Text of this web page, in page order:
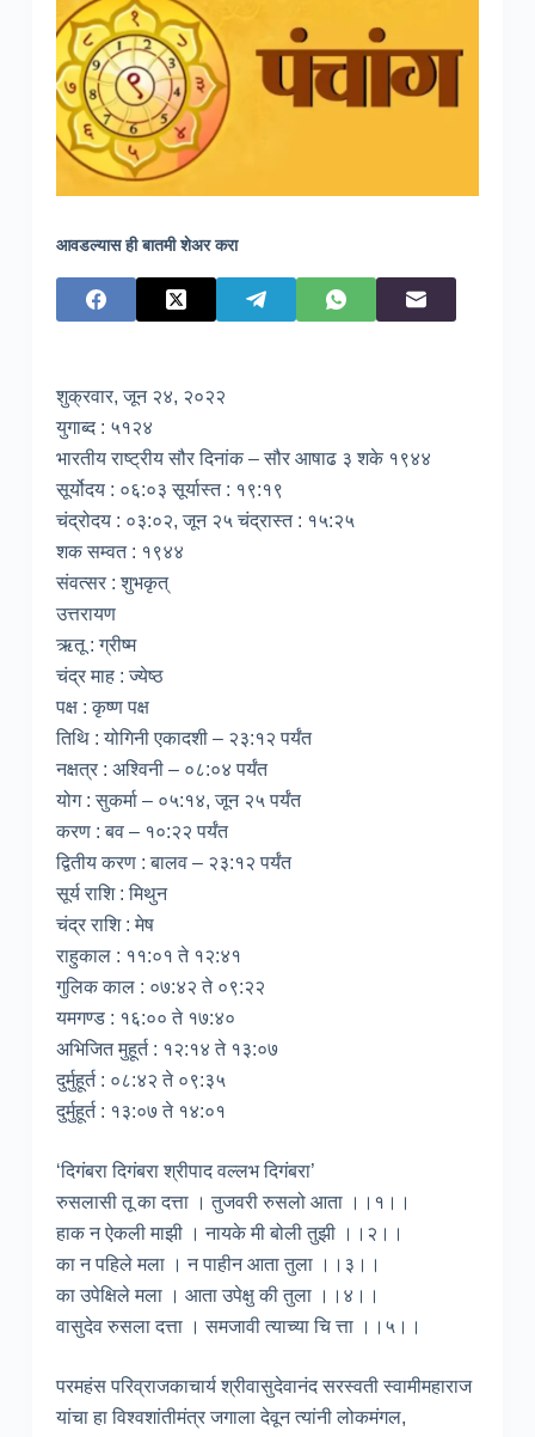
आवडल्यास ही बातमी शेअर करा
शुक्रवार, जून २४, २०२२
युगाब्द : ५१२४
भारतीय राष्ट्रीय सौर दिनांक – सौर आषाढ ३ शके १९४४
सूर्योदय : ०६:०३ सूर्यास्त : १९:१९
चंद्रोदय : ०३:०२, जून २५ चंद्रास्त : १५:२५
शक सम्वत : १९४४
संवत्सर : शुभकृत्
उत्तरायण
ऋतू : ग्रीष्म
चंद्र माह : ज्येष्ठ
पक्ष : कृष्ण पक्ष
तिथि : योगिनी एकादशी – २३:१२ पर्यंत
नक्षत्र : अश्विनी – ०८:०४ पर्यंत
योग : सुकर्मा – ०५:१४, जून २५ पर्यंत
करण : बव – १०:२२ पर्यंत
द्वितीय करण : बालव – २३:१२ पर्यंत
सूर्य राशि : मिथुन
चंद्र राशि : मेष
राहुकाल : ११:०१ ते १२:४१
गुलिक काल : ०७:४२ ते ०९:२२
यमगण्ड : १६:०० ते १७:४०
अभिजित मुहूर्त : १२:१४ ते १३:०७
दुर्मुहूर्त : ०८:४२ ते ०९:३५
दुर्मुहूर्त : १३:०७ ते १४:०१
‘दिगंबरा दिगंबरा श्रीपाद वल्लभ दिगंबरा’
रुसलासी तू का दत्ता । तुजवरी रुसलो आता ।।१।।
हाक न ऐकली माझी । नायके मी बोली तुझी ।।२।।
का न पहिले मला । न पाहीन आता तुला ।।३।।
का उपेक्षिले मला । आता उपेक्षु की तुला ।।४।।
वासुदेव रुसला दत्ता । समजावी त्याच्या चि त्ता ।।५।।
परमहंस परिव्राजकाचार्य श्रीवासुदेवानंद सरस्वती स्वामीमहाराज
यांचा हा विश्वशांतीमंत्र जगाला देवून त्यांनी लोकमंगल,